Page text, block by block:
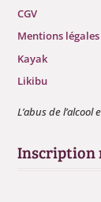
CGV
Mentions légales
Kayak
Likibu
L’abus de
Inscription